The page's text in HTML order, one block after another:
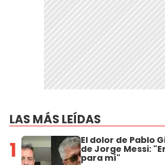
LAS MÁS LEÍDAS
1 El dolor de Pablo
de Jorge Messi:
para mí"